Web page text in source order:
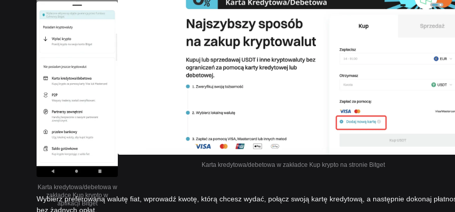
Karta kredytowa/debetowa w
zakładce Kup krypto w
aplikacji Bitget
Karta kredytowa/debetowa w zakładce Kup krypto na stronie Bitget
Wybierz preferowaną walutę fiat, wprowadź kwotę, którą chcesz wydać, połącz swoją kartę kredytową, a następnie dokonaj
bez żadnych opłat.